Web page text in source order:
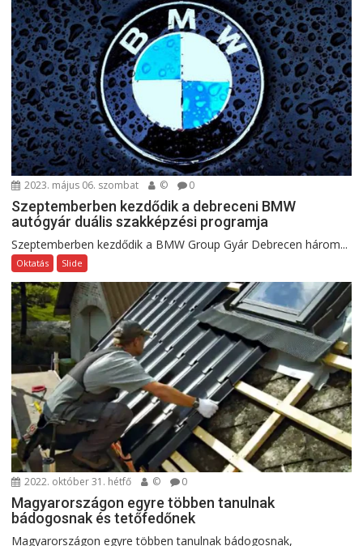
2023. május 06. szombat © 0
Szeptemberben kezdődik a debreceni BMW
autógyár duális szakképzési programja
Szeptemberben kezdődik a BMW Group Gyár Debrecen három...
Oktatás Slide
2022. október 31. hétfő © 0
Magyarországon egyre többen tanulnak
bádogosnak és tetőfedőnek
Magyarországon egyre többen tanulnak bádogosnak,